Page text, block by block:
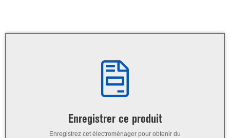
Enregistrer ce produit
Enregistrez cet électroménager pour obtenir du